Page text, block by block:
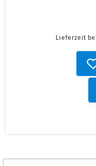
Lieferzeit